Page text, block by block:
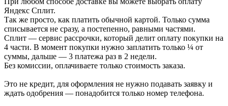
Яндекс Сплит.
Так же просто, как платить обычной картой. Только сумма
списывается не сразу, а постепенно, равными частями.
Сплит — сервис рассрочки, который делит оплату покупки на
4 части. В момент покупки нужно заплатить только ¼ от
суммы, дальше — 3 платежа раз в 2 недели.
Без комиссии, оплачиваете только стоимость заказа.
Это не кредит, для оформления не нужно подавать заявку и
ждать одобрения — понадобится только номер телефона.